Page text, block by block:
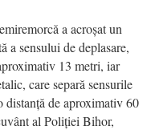
a acroșat un
a sensului de deplasare,
13 metri, iar
care separă sensurile
distanță de aproximativ 60
al Poliției Bihor,